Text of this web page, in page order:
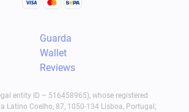
Guarda
Wallet
Reviews
entity ID – 516458965), whose registered
Latino Coelho, 87, 1050-134 Lisboa, Portugal;